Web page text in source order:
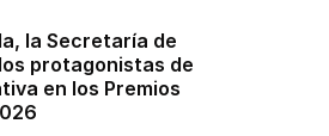
la Secretaría de
protagonistas de
en los Premios